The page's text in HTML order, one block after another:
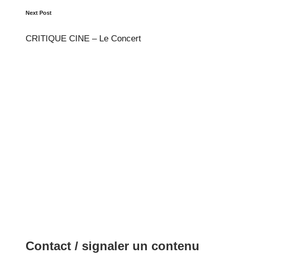
Next Post
CRITIQUE CINE – Le Concert
Contact / signaler un contenu